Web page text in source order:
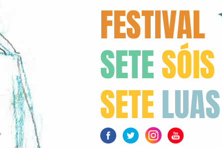
FESTIVAL
SETESÓIS
SETELUAS
FacebookTwitterInstagram